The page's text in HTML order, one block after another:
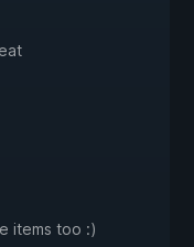
items too :)